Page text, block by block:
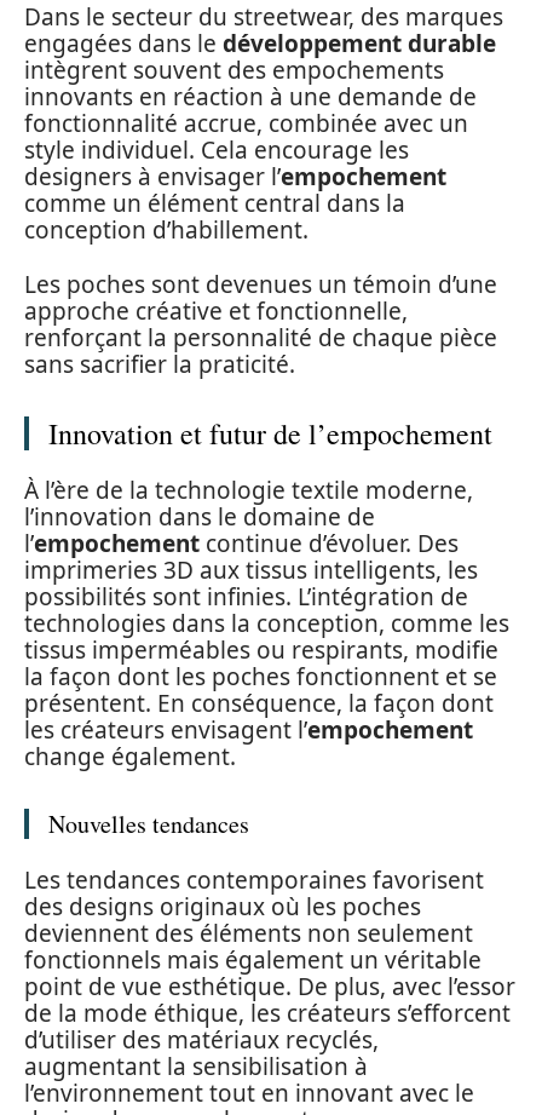
Dans le secteur du streetwear, des marques
engagées dans le développement durable
intègrent souvent des empochements
innovants en réaction à une demande de
fonctionnalité accrue, combinée avec un
style individuel. Cela encourage les
designers à envisager l’empochement
comme un élément central dans la
conception d’habillement.
Les poches sont devenues un témoin d’une
approche créative et fonctionnelle,
renforçant la personnalité de chaque pièce
sans sacrifier la praticité.
Innovation et futur de l’empochement
À l’ère de la technologie textile moderne,
l’innovation dans le domaine de
l’empochement continue d’évoluer. Des
imprimeries 3D aux tissus intelligents, les
possibilités sont infinies. L’intégration de
technologies dans la conception, comme les
tissus imperméables ou respirants, modifie
la façon dont les poches fonctionnent et se
présentent. En conséquence, la façon dont
les créateurs envisagent l’empochement
change également.
Nouvelles tendances
Les tendances contemporaines favorisent
des designs originaux où les poches
deviennent des éléments non seulement
fonctionnels mais également un véritable
point de vue esthétique. De plus, avec l’essor
de la mode éthique, les créateurs s’efforcent
d’utiliser des matériaux recyclés,
augmentant la sensibilisation à
l’environnement tout en innovant avec le